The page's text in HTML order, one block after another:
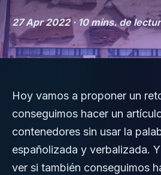
27 Apr 2022 · 10 mins. de
Hoy vamos a proponer un
conseguimos hacer un
contenedores sin usar la
españolizada y verbalizada.
ver si también conseguimos